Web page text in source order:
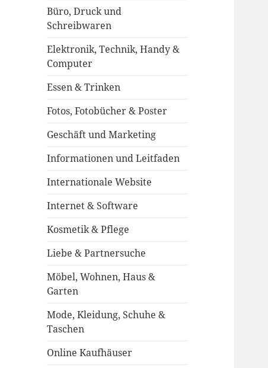
Büro, Druck und
Schreibwaren
Elektronik, Technik, Handy &
Computer
Essen & Trinken
Fotos, Fotobücher & Poster
Geschäft und Marketing
Informationen und Leitfaden
Internationale Website
Internet & Software
Kosmetik & Pflege
Liebe & Partnersuche
Möbel, Wohnen, Haus &
Garten
Mode, Kleidung, Schuhe &
Taschen
Online Kaufhäuser